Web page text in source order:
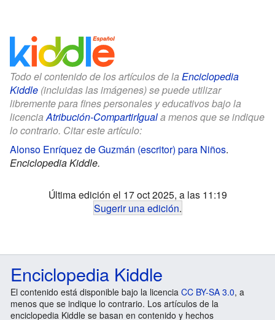
Todo el contenido de los artículos de la Enciclopedia
Kiddle (incluidas las imágenes) se puede utilizar
libremente para fines personales y educativos bajo la
licencia Atribución-CompartirIguala menos que se indique
lo contrario. Citar este artículo:
Alonso Enríquez de Guzmán (escritor) para Niños.
Enciclopedia Kiddle.
Última edición el 17 oct 2025, a las 11:19
Sugerir una edición.
Enciclopedia Kiddle
El contenido está disponible bajo la licencia CC BY-SA 3.0, a
menos que se indique lo contrario. Los artículos de la
enciclopedia Kiddle se basan en contenido y hechos